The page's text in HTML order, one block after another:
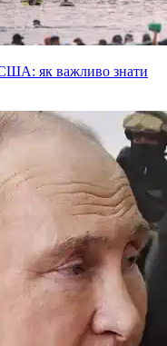
як важливо знати